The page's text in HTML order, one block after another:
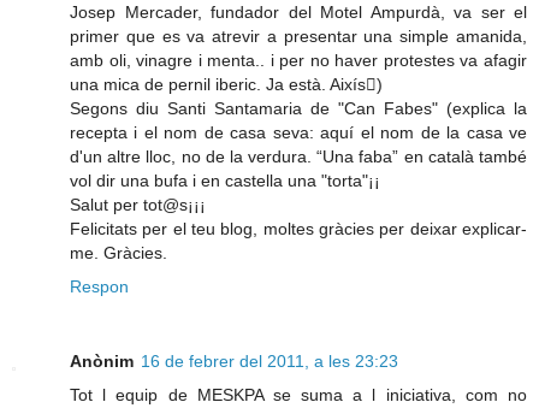
Josep Mercader, fundador del Motel Ampurdà, va ser el
primer que es va atrevir a presentar una simple amanida,
amb oli, vinagre i menta.. i per no haver protestes va afagir
una mica de pernil iberic. Ja està. Aixís)
Segons diu Santi Santamaria de "Can Fabes" (explica la
recepta i el nom de casa seva: aquí el nom de la casa ve
d'un altre lloc, no de la verdura. “Una faba” en català també
vol dir una bufa i en castella una "torta"¡¡
Salut per tot@s¡¡¡
Felicitats per el teu blog, moltes gràcies per deixar explicar-
me. Gràcies.
Respon
Anònim 16 de febrer del 2011, a les 23:23
Tot l equip de MESKPA se suma a l iniciativa, com no